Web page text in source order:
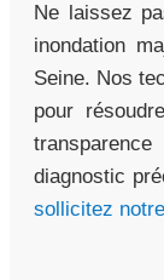
Ne laissez
inondation
Seine. Nos
pour
diagnostic
sollicitez